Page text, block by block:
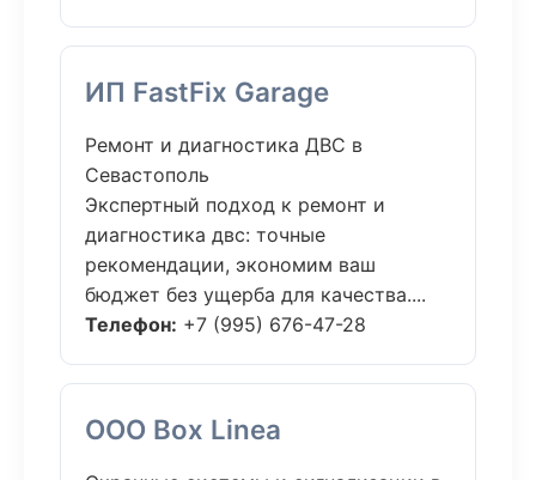
ИП FastFix Garage
Ремонт и диагностика ДВС в
Севастополь
Экспертный подход к ремонт и
диагностика двс: точные
рекомендации, экономим ваш
бюджет без ущерба для качества....
Телефон: +7 (995) 676-47-28
ООО Box Linea